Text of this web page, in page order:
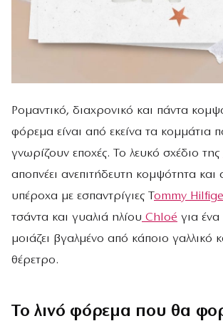
Ρομαντικό, διαχρονικό και πάντα
φόρεμα είναι από εκείνα τα κομμάτια
γνωρίζουν εποχές. Το λευκό σχέδιο της
αποπνέει ανεπιτήδευτη κομψότητα και
υπέροχα με εσπαντρίγιες Tommy
τσάντα και γυαλιά ηλίου Chloé για
μοιάζει βγαλμένο από κάποιο γαλλικό
θέρετρο.
Το λινό φόρεμα που θα